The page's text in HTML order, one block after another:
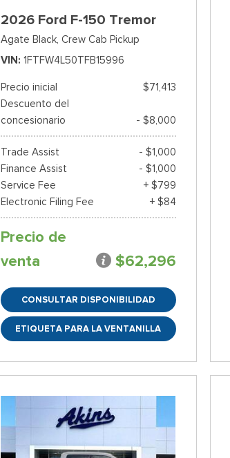
2026 Ford F-150 Tremor
Agate Black, Crew Cab Pickup
VIN 1FTFW4L50TFB15996
Precio inicial
$71,413
Descuento del
concesionario
- $8,000
Trade Assist
- $1,000
Finance Assist
- $1,000
Service Fee
+ $799
Electronic Filing Fee
+ $84
Precio de
venta
$62,296
CONSULTAR DISPONIBILIDAD
ETIQUETA PARA LA VENTANILLA